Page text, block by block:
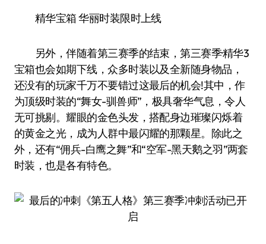
精华宝箱 华丽时装限时上线
另外，伴随着第三赛季的结束，第三赛季·精华3
宝箱也会如期下线，众多时装以及全新随身物品，
还没有的玩家千万不要错过这最后的机会!其中，作
为顶级时装的“舞女-驯兽师”，极具奢华气息，令人
无可挑剔。耀眼的金色头发，搭配身边璀璨闪烁着
的黄金之光，成为人群中最闪耀的那颗星。除此之
外，还有“佣兵-白鹰之舞”和“空军-黑天鹅之羽”两套
时装，也是各有特色。